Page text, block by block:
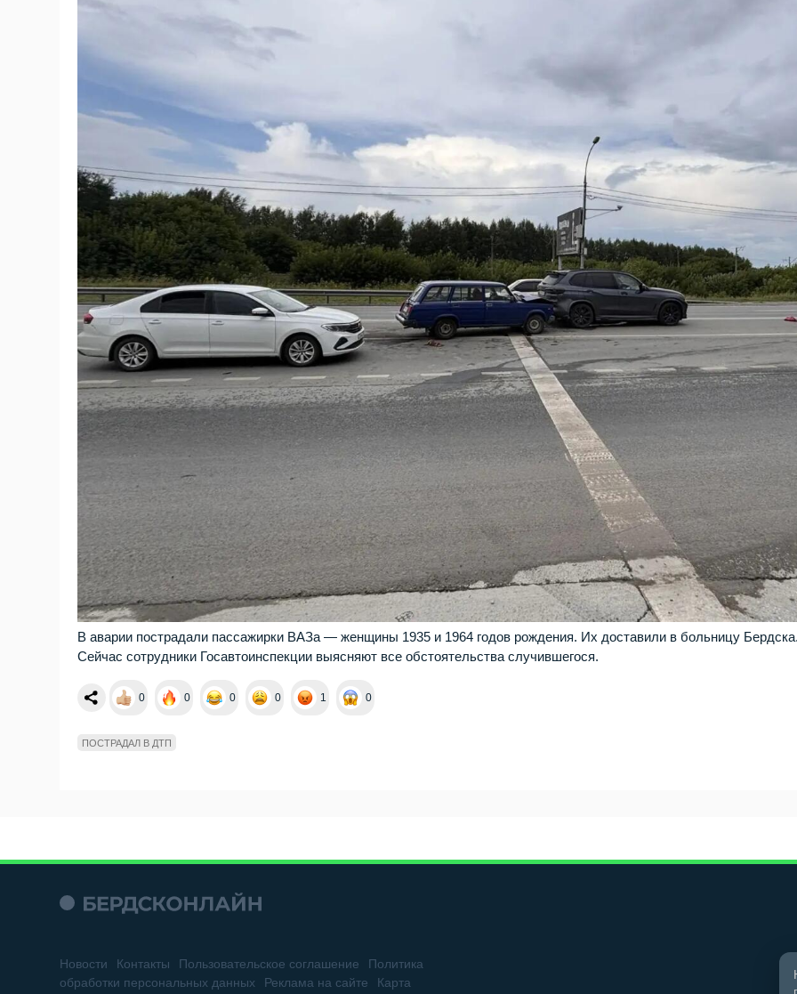
В аварии пострадали пассажирки ВАЗа — женщины 1935 и 1964 годов рождения. Их доставили в больницу
Сейчас сотрудники Госавтоинспекции выясняют все обстоятельства случившегося.
0 0 0 0 1 0
ПОСТРАДАЛ В ДТП
Новости Контакты Пользовательское соглашение
Политика
обработки персональных данных
Реклама на сайте Карта